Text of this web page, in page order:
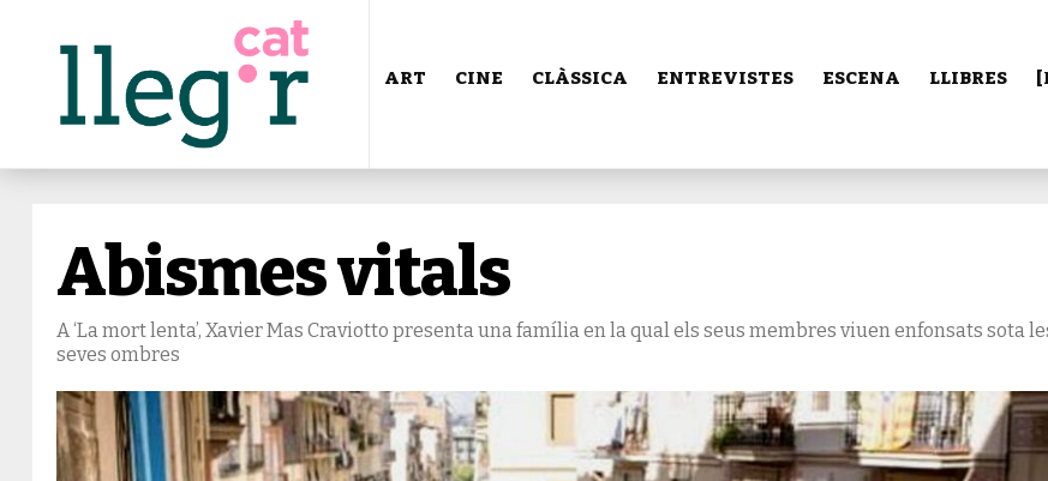
ART CINE CLÀSSICA ENTREVISTES ESCENA LLIBRES
Abismes vitals
A ‘La mort lenta’, Xavier Mas Craviotto presenta una família en la qual els seus membres viuen enfonsats sota
seves ombres